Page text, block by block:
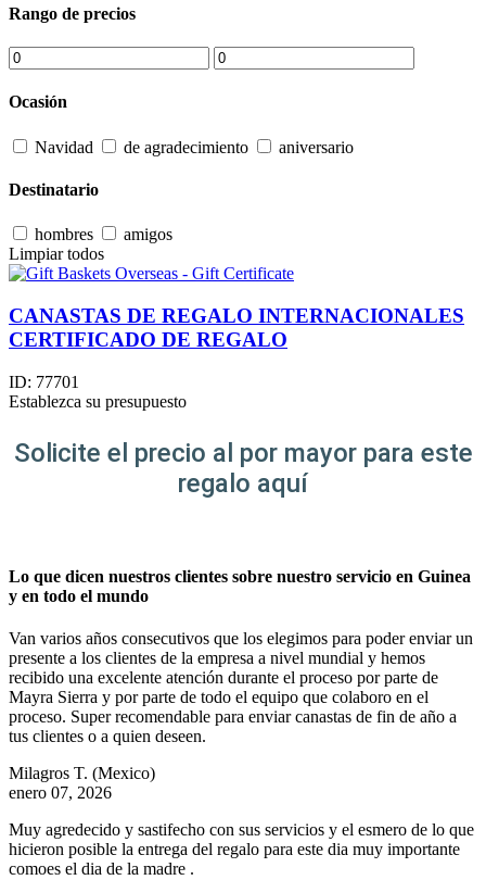
Rango de precios
Ocasión
Navidad de agradecimiento aniversario
Destinatario
hombres
amigos
Limpiar todos
CANASTAS DE REGALO INTERNACIONALES
CERTIFICADO DE REGALO
ID: 77701
Establezca su presupuesto
Solicite el precio al por mayor para este
regalo aquí
Lo que dicen nuestros clientes sobre nuestro servicio en Guinea
y en todo el mundo
Van varios años consecutivos que los elegimos para poder enviar un
presente a los clientes de la empresa a nivel mundial y hemos
recibido una excelente atención durante el proceso por parte de
Mayra Sierra y por parte de todo el equipo que colaboro en el
proceso. Super recomendable para enviar canastas de fin de año a
tus clientes o a quien deseen.
Milagros T. (Mexico)
enero 07, 2026
Muy agredecido y sastifecho con sus servicios y el esmero de lo que
hicieron posible la entrega del regalo para este dia muy importante
comoes el dia de la madre .